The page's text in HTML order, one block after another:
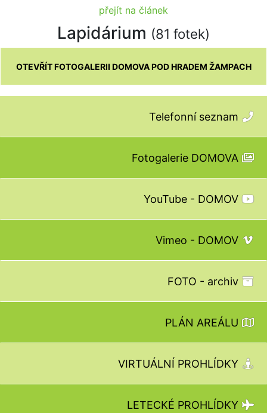
přejít na článek
Lapidárium (81 fotek)
OTEVŘÍT FOTOGALERII DOMOVA POD HRADEM ŽAMPACH
Telefonní seznam
Fotogalerie DOMOVA
YouTube - DOMOV
Vimeo - DOMOV
FOTO - archiv
PLÁN AREÁLU
VIRTUÁLNÍ PROHLÍDKY
LETECKÉ PROHLÍDKY